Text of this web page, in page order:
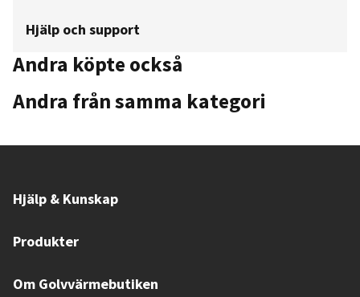
Hjälp och support
Andra köpte också
Andra från samma kategori
Hjälp & Kunskap
Produkter
Om Golvvärmebutiken